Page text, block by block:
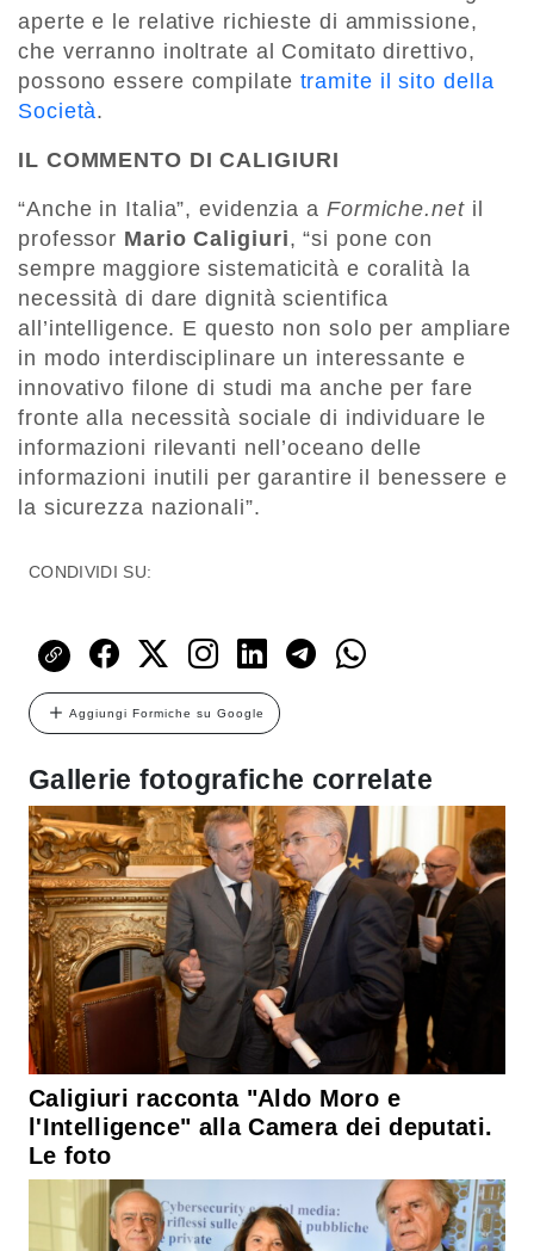
aperte e le relative richieste di ammissione,
che verranno inoltrate al Comitato direttivo,
possono essere compilate tramite il sito della
Società.
IL COMMENTO DI CALIGIURI
“Anche in Italia”, evidenzia a Formiche.netil
professor Mario Caligiuri, “si pone con
sempre maggiore sistematicità e coralità la
necessità di dare dignità scientifica
all’intelligence. E questo non solo per ampliare
in modo interdisciplinare un interessante e
innovativo filone di studi ma anche per fare
fronte alla necessità sociale di individuare le
informazioni rilevanti nell’oceano delle
informazioni inutili per garantire il benessere e
la sicurezza nazionali”.
CONDIVIDI SU:
Aggiungi Formiche su Google
Gallerie fotografiche correlate
Caligiuri racconta "Aldo Moro e
l'Intelligence" alla Camera dei deputati.
Le foto